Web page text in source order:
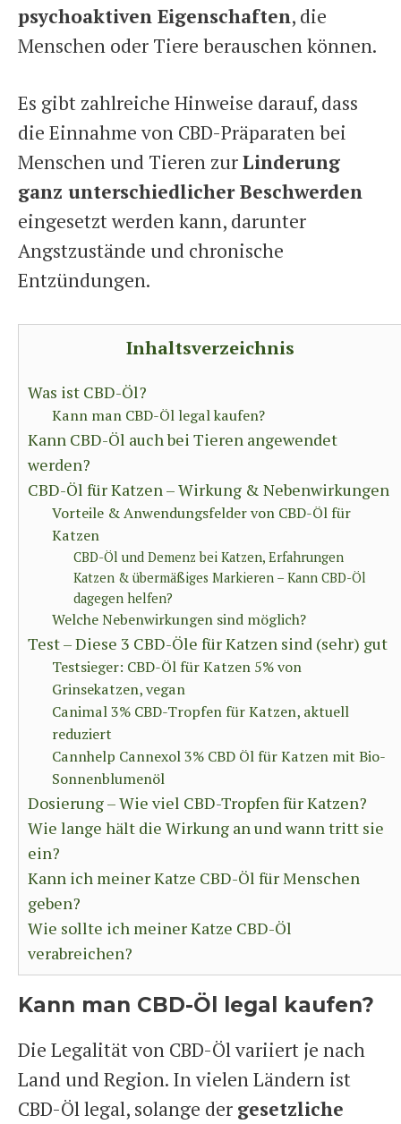
psychoaktiven Eigenschaften, die
Menschen oder Tiere berauschen können.
Es gibt zahlreiche Hinweise darauf, dass
die Einnahme von CBD-Präparaten bei
Menschen und Tieren zurLinderung
ganz unterschiedlicher Beschwerden
eingesetzt werden kann, darunter
Angstzustände und chronische
Entzündungen.
Inhaltsverzeichnis
Was ist CBD-Öl?
Kann man CBD-Öl legal kaufen?
Kann CBD-Öl auch bei Tieren angewendet
werden?
CBD-Öl für Katzen – Wirkung & Nebenwirkungen
Vorteile & Anwendungsfelder von CBD-Öl für
Katzen
CBD-Öl und Demenz bei Katzen, Erfahrungen
Katzen & übermäßiges Markieren – Kann CBD-Öl
dagegen helfen?
Welche Nebenwirkungen sind möglich?
Test – Diese 3 CBD-Öle für Katzen sind (sehr) gut
Testsieger: CBD-Öl für Katzen 5% von
Grinsekatzen, vegan
Canimal 3% CBD-Tropfen für Katzen, aktuell
reduziert
Cannhelp Cannexol 3% CBD Öl für Katzen mit Bio-
Sonnenblumenöl
Dosierung – Wie viel CBD-Tropfen für Katzen?
Wie lange hält die Wirkung an und wann tritt sie
ein?
Kann ich meiner Katze CBD-Öl für Menschen
geben?
Wie sollte ich meiner Katze CBD-Öl
verabreichen?
Kann man CBD-Öl legal kaufen?
Die Legalität von CBD-Öl variiert je nach
Land und Region. In vielen Ländern ist
CBD-Öl legal, solange der gesetzliche